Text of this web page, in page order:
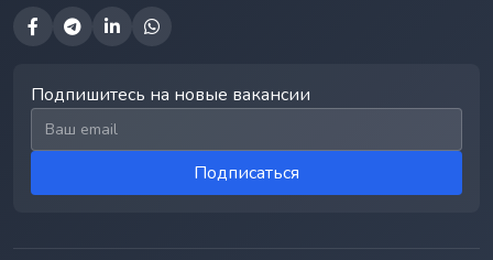
Подпишитесь на новые вакансии
Email для подписки
Подписаться